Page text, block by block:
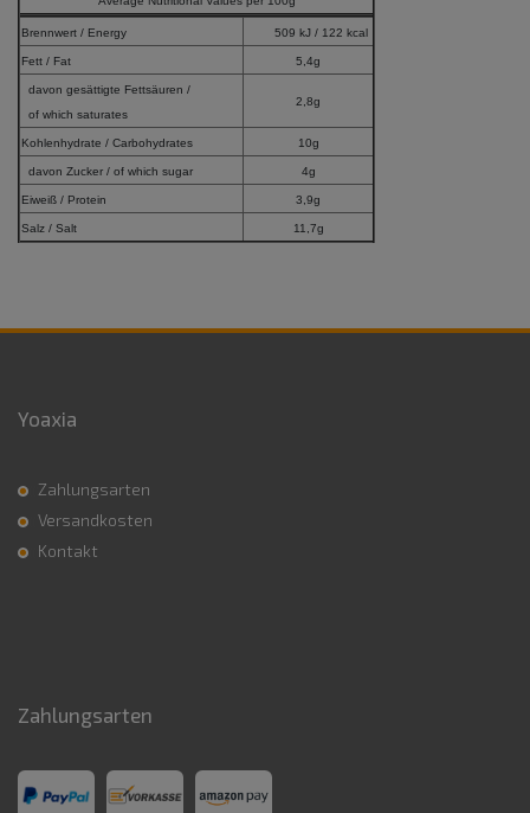
Brennwert / Energy 509 kJ / 122 kcal
Fett / Fat 5,4g
davon gesättigte Fettsäuren /
of which saturates
2,8g
Kohlenhydrate / Carbohydrates 10g
davon Zucker / of which sugar 4g
Eiweiß / Protein 3,9g
Salz / Salt 11,7g
Yoaxia
Zahlungsarten
Versandkosten
Kontakt
Zahlungsarten